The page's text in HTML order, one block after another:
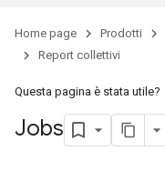
Home page Prodotti
Report collettivi
Questa pagina è stata utile?
Jobs